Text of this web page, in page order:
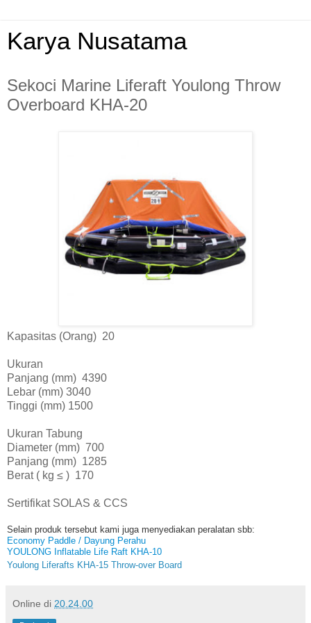
Karya Nusatama
Sekoci Marine Liferaft Youlong Throw
Overboard KHA-20
Kapasitas (Orang) 20
Ukuran
Panjang (mm) 4390
Lebar (mm) 3040
Tinggi (mm) 1500
Ukuran Tabung
Diameter (mm) 700
Panjang (mm) 1285
Berat ( kg ≤ ) 170
Sertifikat SOLAS & CCS
Selain produk tersebut kami juga menyediakan peralatan sbb:
Economy Paddle / Dayung Perahu
YOULONG Inflatable Life Raft KHA-10
Youlong Liferafts KHA-15 Throw-over Board
Online di 20.24.00